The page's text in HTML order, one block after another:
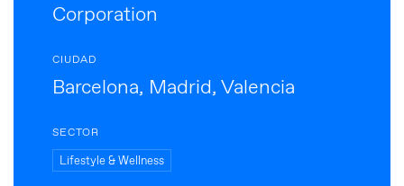
Corporation
CIUDAD
Barcelona, Madrid, Valencia
SECTOR
Lifestyle & Wellness